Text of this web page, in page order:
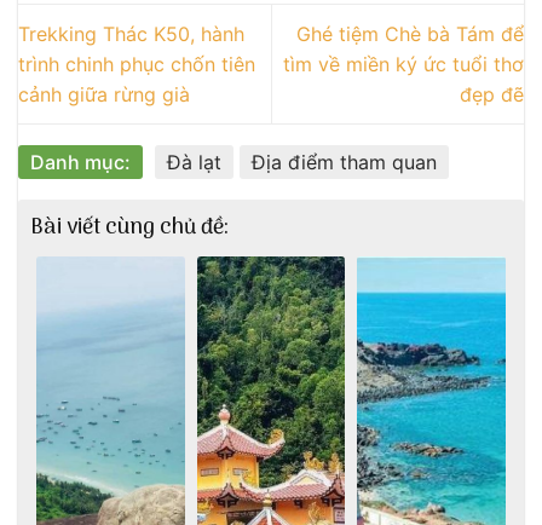
Trekking Thác K50, hành
trình chinh phục chốn tiên
cảnh giữa rừng già
Ghé tiệm Chè bà Tám để
tìm về miền ký ức tuổi thơ
đẹp đẽ
Danh mục: Đà lạt Địa điểm tham quan
Bài viết cùng chủ đề: